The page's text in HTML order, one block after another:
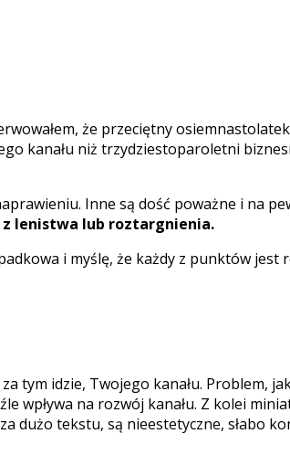
że przeciętny
kanału niż trzydziestoparoletni
Inne są dość poważne i na
z lenistwa lub roztargnienia.
i myślę, że każdy z punktów
tym idzie, Twojego kanału. Problem,
wpływa na rozwój kanału. Z kolei
dużo tekstu, są nieestetyczne, słabo